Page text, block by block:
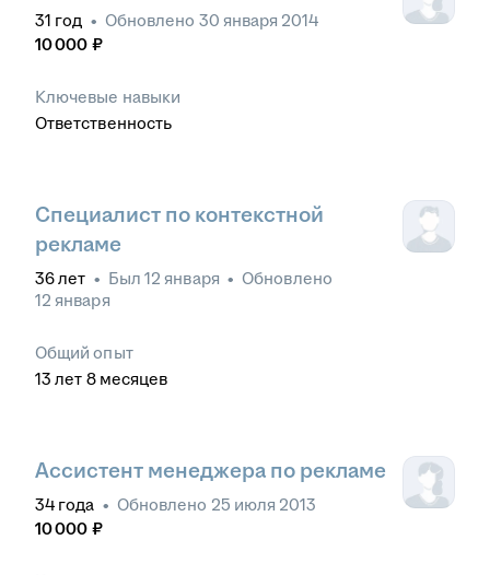
31 год • Обновлено 30 января 2014
10 000 ₽
Ключевые навыки
Ответственность
Специалист по контекстной
рекламе
36лет • Был 12 января • Обновлено
12 января
Общий опыт
13 лет 8 месяцев
Ассистент менеджера по рекламе
34 года • Обновлено 25 июля 2013
10 000 ₽